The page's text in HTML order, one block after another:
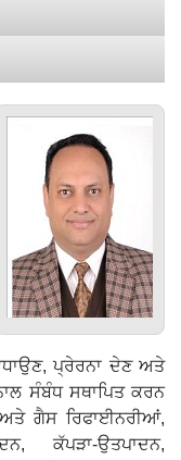
ਪ੍ਰੇਰਨਾ ਦੇਣ ਅਤੇ
ਸੰਬੰਧ ਸਥਾਪਿਤ ਕਰਨ
ਅਤੇ ਗੈਸ ਰਿਫਾਈਨਰੀਆਂ,
ਕੱਪੜਾ-ਉਤਪਾਦਨ,